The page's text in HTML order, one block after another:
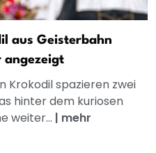
aus Geisterbahn
angezeigt
Krokodil spazieren zwei
hinter dem kuriosen
weiter... | mehr